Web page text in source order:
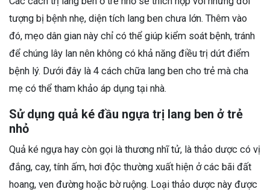
tượng bị bệnh nhẹ, diện tích lang ben chưa lớn. Thêm vào
đó, mẹo dân gian này chỉ có thể giúp kiểm soát bệnh, tránh
để chúng lây lan nên không có khả năng điều trị dứt điểm
bệnh lý. Dưới đây là 4 cách chữa lang ben cho trẻ mà cha
mẹ có thể tham khảo áp dụng tại nhà.
Sử dụng quả ké đầu ngựa trị lang ben ở trẻ
nhỏ
Quả ké ngựa hay còn gọi là thương nhĩ tử, là thảo dược có vị
đắng, cay, tính ấm, hơi độc thường xuất hiện ở các bãi đất
hoang, ven đường hoặc bờ ruộng. Loại thảo dược này được